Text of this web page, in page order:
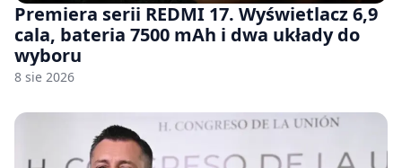
Premiera serii REDMI 17. Wyświetlacz 6,9
cala, bateria 7500 mAh i dwa układy do
wyboru
8 sie 2026